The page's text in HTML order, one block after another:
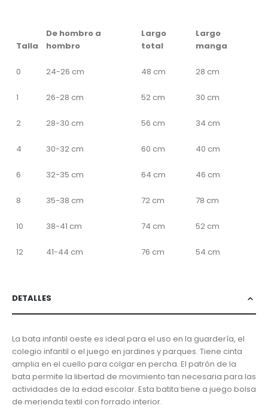
Talla
De hombro a
hombro
Largo
total
Largo
manga
0 24-26 cm 48 cm 28 cm
1 26-28 cm 52 cm 30 cm
2 28-30 cm 56 cm 34 cm
4 30-32 cm 60 cm 40 cm
6 32-35 cm 64 cm 46 cm
8 35-38 cm 72 cm 78 cm
10 38-41 cm 74 cm 52 cm
12 41-44 cm 76 cm 54 cm
DETALLES
La bata infantil oeste es ideal para el uso en la guardería, el
colegio infantil o el juego en jardines y parques. Tiene cinta
amplia en el cuello para colgar en percha. El patrón de la
bata permite la libertad de movimiento tan necesaria para las
actividades de la edad escolar. Esta batita tiene a juego bolsa
de merienda textil con forrado interior.